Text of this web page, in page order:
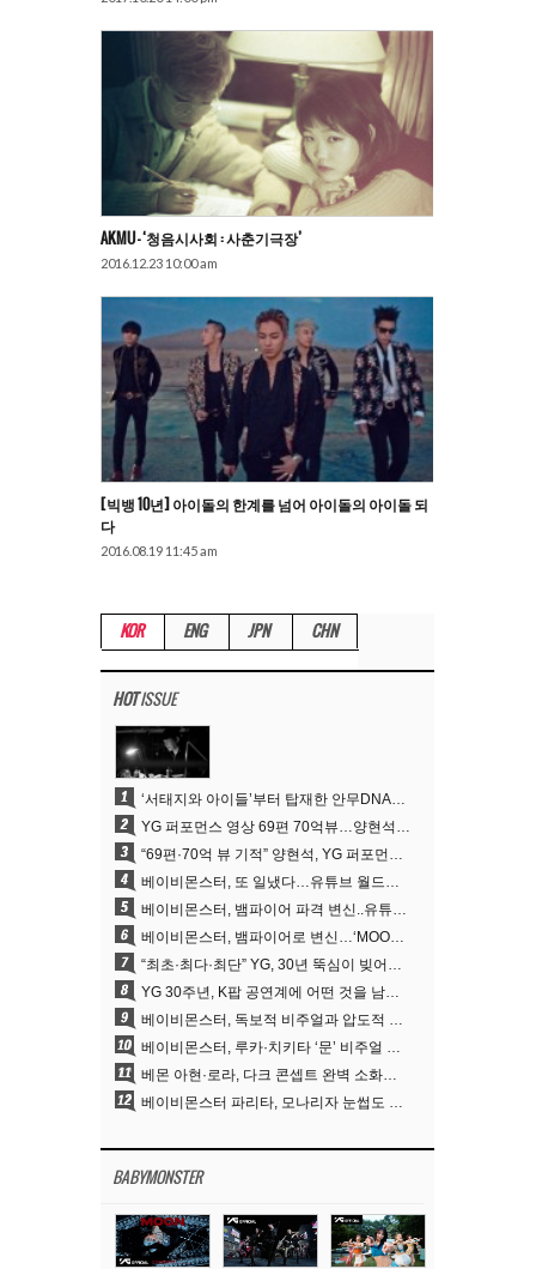
AKMU – ‘청음시사회 : 사춘기극장’
2016.12.23 10:00 am
[빅뱅 10년] 아이돌의 한계를 넘어 아이돌의 아이돌 되
다
2016.08.19 11:45 am
KOR ENG JPN CHN
HOTISSUE
1 ‘서태지와 아이들’부터 탑재한 안무DNA…양현석, YG 퍼포먼스 비디오 70억 뷰 신화의 시작
2 YG 퍼포먼스 영상 69편 70억뷰…양현석 제작 철학 통했다
3 “69편·70억 뷰 기적” 양현석, YG 퍼포먼스 비디오 100% 직접 만든 이유
4 베이비몬스터, 또 일냈다…유튜브 월드와이드 1위
5 베이비몬스터, 뱀파이어 파격 변신..유튜브 트렌딩 1위 직행
6 베이비몬스터, 뱀파이어로 변신…‘MOON’으로 찍은 3개월 프로젝트
7 “최초·최다·최단” YG, 30년 뚝심이 빚어낸 K팝 투어의 새 지평
8 YG 30주년, K팝 공연계에 어떤 것을 남겼나
9 베이비몬스터, 독보적 비주얼과 압도적 소화력..’MOON’
10 베이비몬스터, 루카·치키타 ‘문’ 비주얼 공개…절제된 카리스마·유니크 비주얼
11 베몬 아현·로라, 다크 콘셉트 완벽 소화…’문’ 비주얼 포토 공개
12 베이비몬스터 파리타, 모나리자 눈썹도 완벽 소화‥아사와 강렬 아우라
BABYMONSTER